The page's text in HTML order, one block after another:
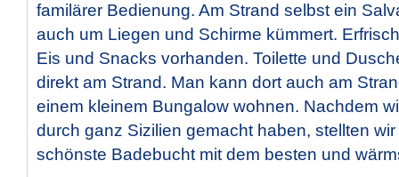
familärer Bedienung. Am Strand selbst ein
auch um Liegen und Schirme kümmert.
Eis und Snacks vorhanden. Toilette und
direkt am Strand. Man kann dort auch am
einem kleinem Bungalow wohnen. Nachdem
durch ganz Sizilien gemacht haben, stellten
schönste Badebucht mit dem besten und